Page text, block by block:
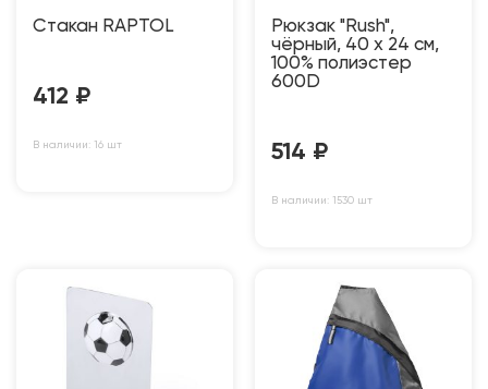
Стакан RAPTOL
412 ₽
В наличии: 16 шт
Рюкзак "Rush",
чёрный, 40 x 24 см,
100% полиэстер
600D
514 ₽
В наличии: 1530 шт